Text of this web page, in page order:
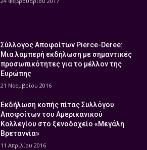
Σύλλογος Αποφοίτων Pierce-Deree:
Μια λαμπερή εκδήλωση με σημαντικές
προσωπικότητες για το μέλλον της
Ευρώπης
21 Νοεμβρίου 2016
Εκδήλωση κοπής πίτας Συλλόγου
Αποφοίτων του Αμερικανικού
Κολλεγίου στο ξενοδοχείο «Μεγάλη
Βρεταννία»
11 Απριλίου 2016